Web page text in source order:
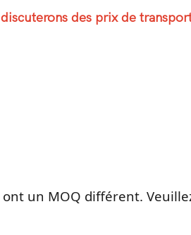
des prix de
un MOQ différent.